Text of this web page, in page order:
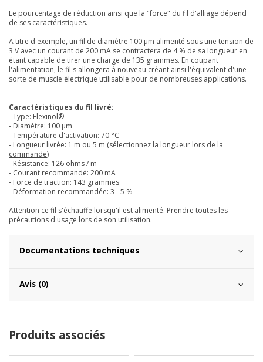
Le pourcentage de réduction ainsi que la "force" du fil d'alliage dépend
de ses caractéristiques.
A titre d'exemple, un fil de diamètre 100 µm alimenté sous une tension de
3 V avec un courant de 200 mA se contractera de 4 % de sa longueur en
étant capable de tirer une charge de 135 grammes. En coupant
l'alimentation, le fil s'allongera à nouveau créant ainsi l'équivalent d'une
sorte de muscle électrique utilisable pour de nombreuses applications.
Caractéristiques du fil livré:
- Type: Flexinol®
- Diamètre: 100 µm
- Température d'activation: 70 °C
- Longueur livrée: 1 m ou 5 m (sélectionnez la longueur lors de la
commande)
- Résistance: 126 ohms / m
- Courant recommandé: 200 mA
- Force de traction: 143 grammes
- Déformation recommandée: 3 - 5 %
Attention ce fil s'échauffe lorsqu'il est alimenté. Prendre toutes les
précautions d'usage lors de son utilisation.
Documentations techniques
Avis (0)
Produits associés